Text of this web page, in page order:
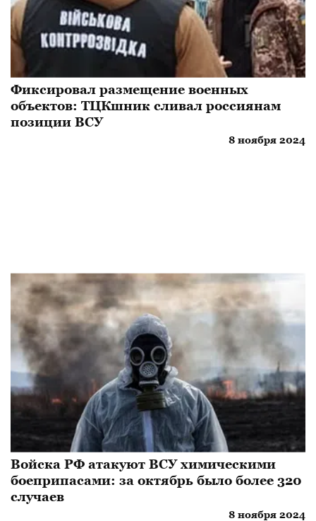
Фиксировал размещение военных
объектов: ТЦКшник сливал россиянам
позиции ВСУ
8 ноября 2024
Войска РФ атакуют ВСУ химическими
боеприпасами: за октябрь было более 320
случаев
8 ноября 2024